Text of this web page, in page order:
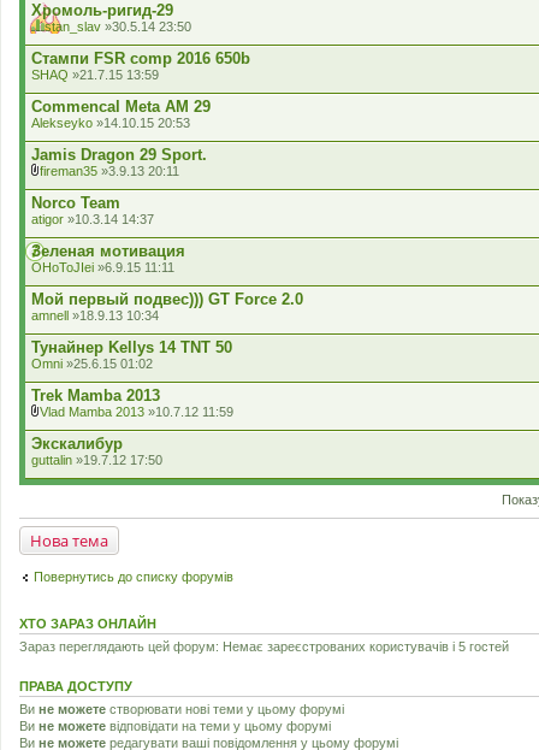
Хромоль-ригид-29
Ц
я
т
е
м
а
м
а
є
г
л
о
с
у
в
а
н
н
я
stan_slav »30.5.14 23:50
Стампи FSR comp 2016 650b
SHAQ »21.7.15 13:59
Commencal Meta AM 29
Alekseyko »14.10.15 20:53
Jamis Dragon 29 Sport.
к
л
а
д
е
н
н
я
fireman35 »3.9.13 20:11
Norco Team
atigor »10.3.14 14:37
Зеленая мотивация
OHoToJIei »6.9.15 11:11
Мой первый подвес))) GT Force 2.0
amnell »18.9.13 10:34
Тунайнер Kellys 14 TNT 50
Omni »25.6.15 01:02
Trek Mamba 2013
к
л
а
д
н
я
Vlad Mamba 2013 »10.7.12 11:59
Экскалибур
guttalin »19.7.12 17:50
Нова тема
Повернутись до списку форумів
ХТО ЗАРАЗ ОНЛАЙН
Зараз переглядають цей форум: Немає зареєстрованих користувачів і 5 гостей
ПРАВА ДОСТУПУ
Ви не можете створювати нові теми у цьому форумі
Ви не можете відповідати на теми у цьому форумі
Ви не можете редагувати ваші повідомлення у цьому форумі